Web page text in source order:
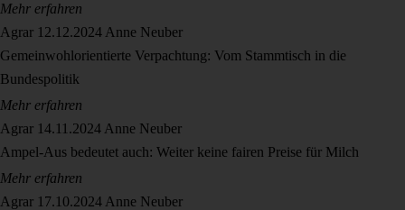
Mehr erfahren
Agrar 12.12.2024 Anne Neuber
Gemeinwohlorientierte Verpachtung: Vom Stammtisch in die
Bundespolitik
Mehr erfahren
Agrar 14.11.2024 Anne Neuber
Ampel-Aus bedeutet auch: Weiter keine fairen Preise für Milch
Mehr erfahren
Agrar 17.10.2024 Anne Neuber